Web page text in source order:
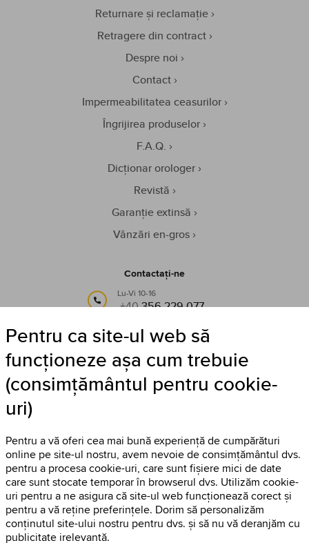
Returnare și reclamație
Retragere din contract
Despre noi
Contact
Impermeabilitatea ceasurilor
Îngrijirea produselor
F.A.Q.
Dicționar orologer
Revistă
Garanție extinsă
Vânzări en-gros
Contactați-ne
Lu-Vi 10-16
+40356 229 077
sau pe e-mail:
info@timestore.ro
Urmăriți-ne
Pentru ca site-ul web să
funcționeze așa cum trebuie
(consimțământul pentru cookie-
uri)
Pentru a vă oferi cea mai bună experiență de cumpărături
online pe site-ul nostru, avem nevoie de consimțământul dvs.
pentru a procesa cookie-uri, care sunt fișiere mici de date
care sunt stocate temporar în browserul dvs. Utilizăm cookie-
uri pentru a ne asigura că site-ul web funcționează corect și
pentru a vă reține preferințele. Dorim să personalizăm
conținutul site-ului nostru pentru dvs. și să nu vă deranjăm cu
publicitate irelevantă.